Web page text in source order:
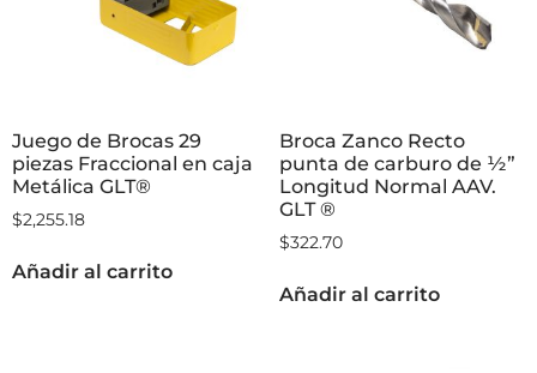
Juego de Brocas 29
piezas Fraccional en caja
Metálica GLT®
$2,255.18
Añadir al carrito
Broca Zanco Recto
punta de carburo de ½”
Longitud Normal AAV.
GLT ®
$322.70
Añadir al carrito